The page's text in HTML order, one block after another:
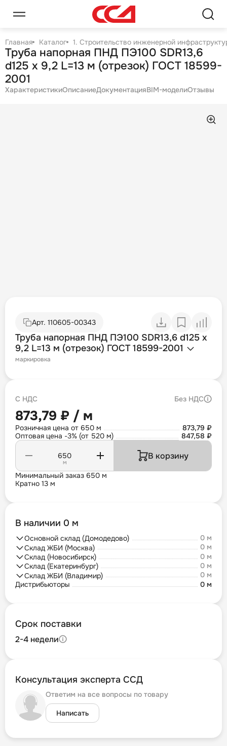
Главная Каталог 1. Строительство инженерной
Труба напорная ПНД ПЭ100 SDR13,6
d125 х 9,2 L=13 м (отрезок) ГОСТ 18599-
2001
ХарактеристикиОписаниеДокументацияBIM-моделиОтзывы
Арт. 110605-00343
Труба напорная ПНД ПЭ100 SDR13,6 d125 х
9,2 L=13 м (отрезок) ГОСТ 18599-2001
маркировка
С НДС Без НДС
873,79 ₽ / м
Розничная цена от 650 м
873,79 ₽
Оптовая цена -3% (от 520 м)
847,58 ₽
м
В корзину
Минимальный заказ 650 м
Кратно 13 м
В наличии 0 м
Основной склад (Домодедово)
0 м
Склад ЖБИ (Москва)
0 м
Склад (Новосибирск)
0 м
Склад (Екатеринбург)
0 м
Склад ЖБИ (Владимир)
0 м
Дистрибьюторы
0 м
Срок поставки
2-4 недели
Консультация эксперта ССД
Ответим на все вопросы по товару
Написать